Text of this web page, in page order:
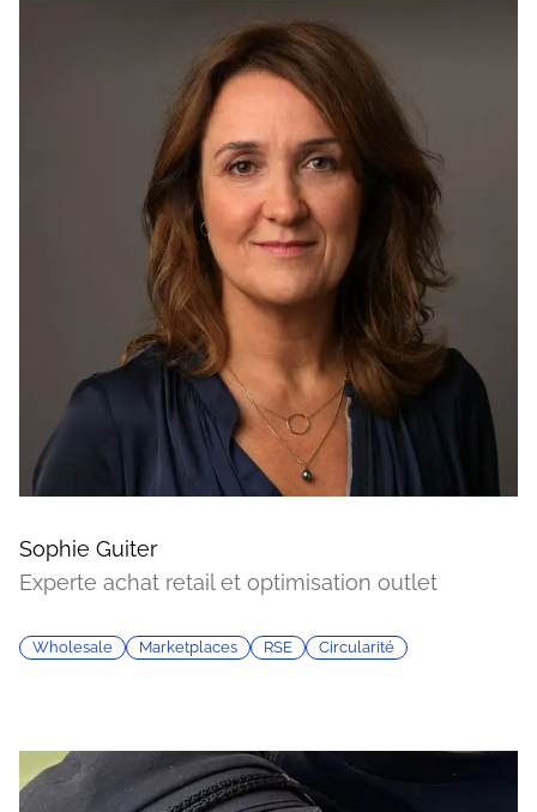
Sophie Guiter
Experte achat retail et optimisation outlet
Wholesale Marketplaces RSE Circularité